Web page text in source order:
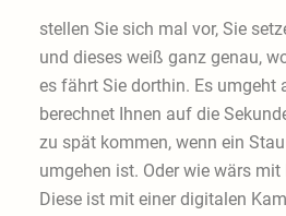
stellen Sie sich mal vor, Sie
und dieses weiß ganz genau,
es fährt Sie dorthin. Es umgeht
berechnet Ihnen auf die
zu spät kommen, wenn ein
umgehen ist. Oder wie wärs mit
Diese ist mit einer digitalen